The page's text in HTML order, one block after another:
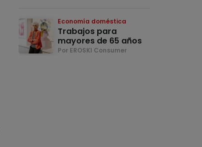
Economía doméstica
Trabajos para
mayores de 65 años
Por EROSKI Consumer